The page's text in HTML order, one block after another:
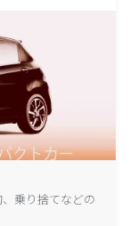
乗り捨てなどの